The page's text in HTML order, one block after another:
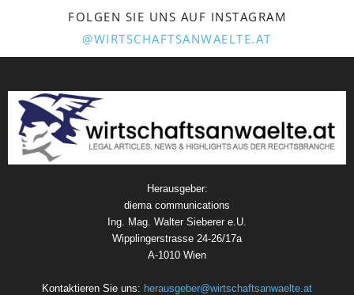
FOLGEN SIE UNS AUF INSTAGRAM
@WIRTSCHAFTSANWAELTE.AT
Herausgeber:
diema communications
Ing. Mag. Walter Sieberer e.U.
Wipplingerstrasse 24-26/17a
A-1010 Wien
Kontaktieren Sie uns: herausgeber@wirtschaftsanwaelte.at